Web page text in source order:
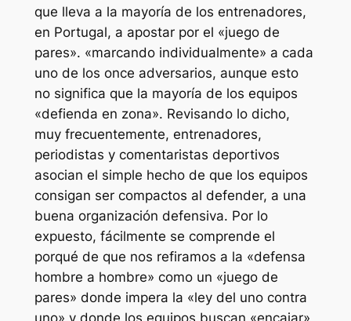
que lleva a la mayoría de los entrenadores,
en Portugal, a apostar por el «juego de
pares». «marcando individualmente» a cada
uno de los once adversarios, aunque esto
no significa que la mayoría de los equipos
«defienda en zona». Revisando lo dicho,
muy frecuentemente, entrenadores,
periodistas y comentaristas deportivos
asocian el simple hecho de que los equipos
consigan ser compactos al defender, a una
buena organización defensiva. Por lo
expuesto, fácilmente se comprende el
porqué de que nos refiramos a la «defensa
hombre a hombre» como un «juego de
pares» donde impera la «ley del uno contra
uno» y donde los equipos buscan «encajar»